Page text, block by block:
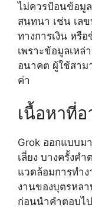
ไม่ควรป้อนข้อมู
สนทนา เช่น เล
ทางการเงิน หรื
เพราะข้อมูลเหล่
อนาคต ผู้ใช้สาม
ค่า
เนื้อหาที่
Grok ออกแบบม
เลี่ยง บางครั้งค
แวดล้อมการทำ
งานของบุตรหล
ก่อนนำคำตอบไ